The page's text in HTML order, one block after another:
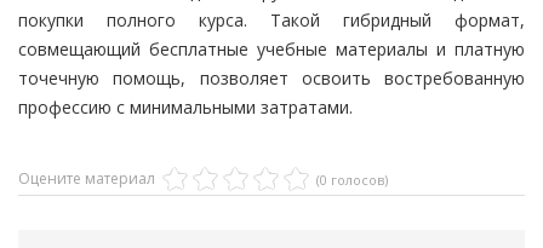
покупки полного курса. Такой гибридный формат,
совмещающий бесплатные учебные материалы и платную
точечную помощь, позволяет освоить востребованную
профессию с минимальными затратами.
Оцените материал (0 голосов)